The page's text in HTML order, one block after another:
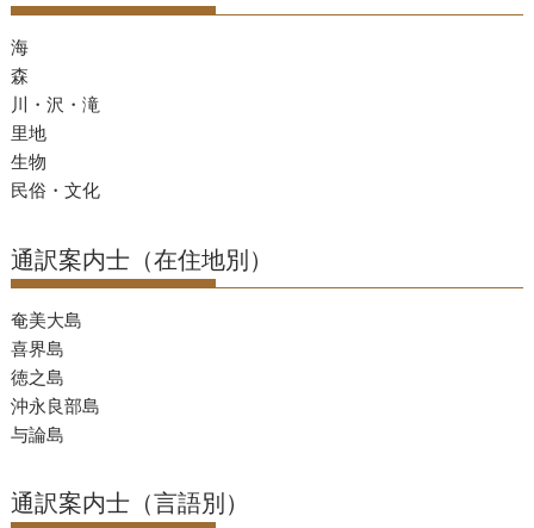
海
森
川・沢・滝
里地
生物
民俗・文化
通訳案内士（在住地別）
奄美大島
喜界島
徳之島
沖永良部島
与論島
通訳案内士（言語別）